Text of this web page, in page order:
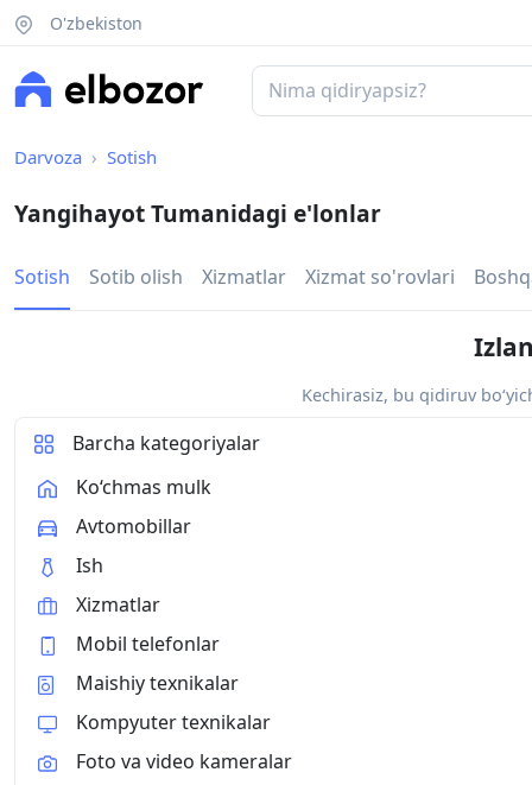
O'zbekiston
Darvoza Sotish
Yangihayot Tumanidagi e'lonlar
Sotish Sotib olish Xizmatlar Xizmat so'rovlari
Kechirasiz, bu qidiruv
Barcha kategoriyalar
Ko‘chmas mulk
Avtomobillar
Ish
Xizmatlar
Mobil telefonlar
Maishiy texnikalar
Kompyuter texnikalar
Foto va video kameralar